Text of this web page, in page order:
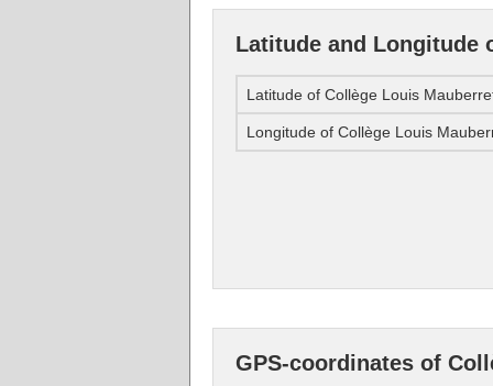
Latitude and Longitude
Latitude of Collège Louis
Longitude of Collège Louis
GPS-coordinates of